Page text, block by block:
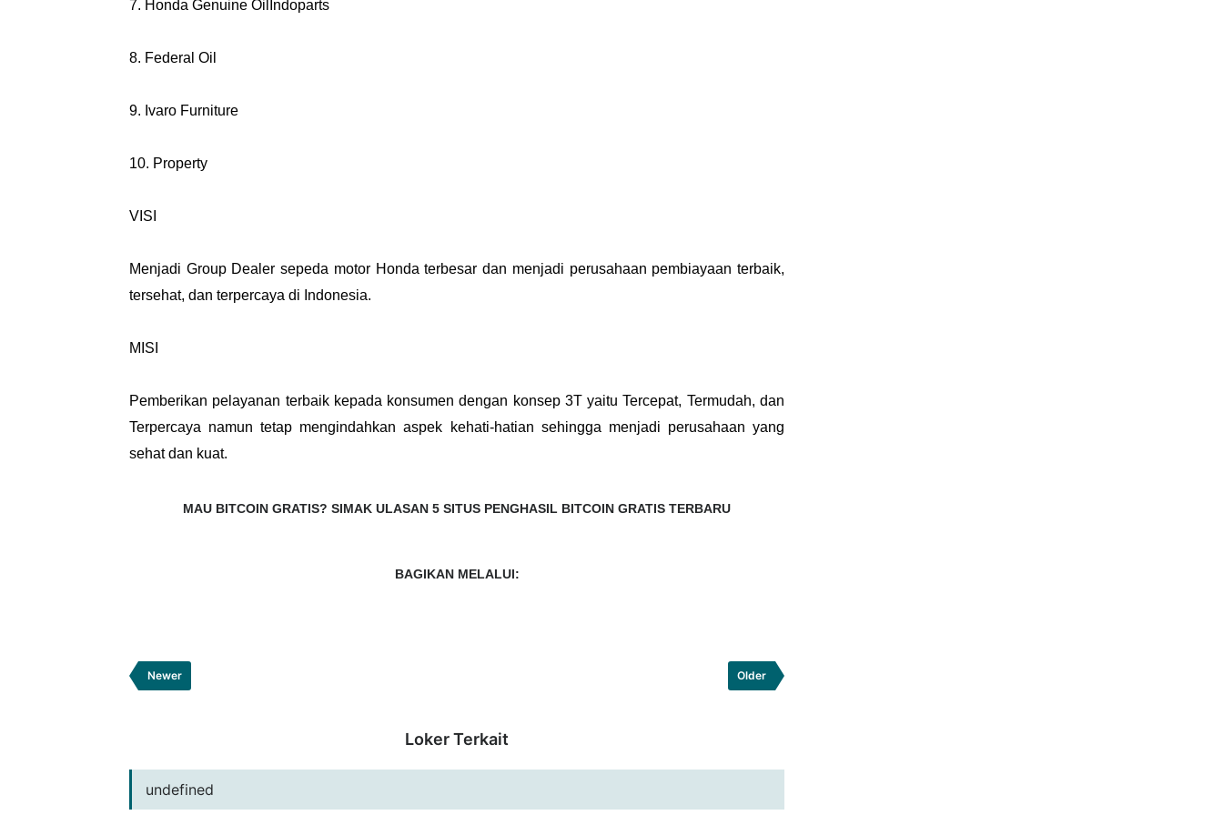
7. Honda Genuine OilIndoparts
8. Federal Oil
9. Ivaro Furniture
10. Property
VISI
Menjadi Group Dealer sepeda motor Honda terbesar dan menjadi perusahaan pembiayaan terbaik,
tersehat, dan terpercaya di Indonesia.
MISI
Pemberikan pelayanan terbaik kepada konsumen dengan konsep 3T yaitu Tercepat, Termudah, dan
Terpercaya namun tetap mengindahkan aspek kehati-hatian sehingga menjadi perusahaan yang
sehat dan kuat.
MAU BITCOIN GRATIS? SIMAK ULASAN 5 SITUS PENGHASIL BITCOIN GRATIS TERBARU
BAGIKAN MELALUI:
Newer Older
Loker Terkait
undefined